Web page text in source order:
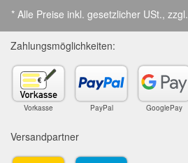
* Alle Preise inkl. gesetzlicher USt., zzgl.
Zahlungsmöglichkeiten:
Vorkasse PayPal GooglePay
Versandpartner